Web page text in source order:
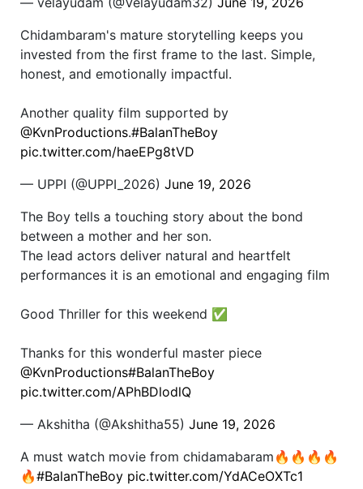
Chidambaram's mature storytelling keeps you
invested from the first frame to the last. Simple,
honest, and emotionally impactful.
Another quality film supported by
@KvnProductions.#BalanTheBoy
pic.twitter.com/haeEPg8tVD
— UPPI (@UPPI_2026) June 19, 2026
The Boy tells a touching story about the bond
between a mother and her son.
The lead actors deliver natural and heartfelt
performances it is an emotional and engaging film
Good Thriller for this weekend ✅
Thanks for this wonderful master piece
@KvnProductions#BalanTheBoy
pic.twitter.com/APhBDlodlQ
— Akshitha (@Akshitha55) June 19, 2026
A must watch movie from chidamabaram🔥🔥🔥🔥
🔥#BalanTheBoy pic.twitter.com/YdACeOXTc1